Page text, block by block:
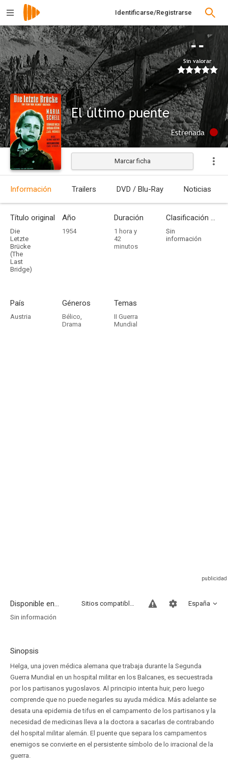
Identificarse/Registrarse
--
Sin valorar
El último puente
Estrenada
Marcar ficha
Información Trailers DVD / Blu-Ray Noticias
Título original
Die
Letzte
Brücke
(The
Last
Bridge)
Año
1954
Duración
1 hora y
42
minutos
Clasificación por edades
Sin
información
País
Austria
Géneros
Bélico,
Drama
Temas
II Guerra
Mundial
Disponible en... España
Sitios compatibles
Sin información
Sinopsis
Helga, una joven médica alemana que trabaja durante la Segunda
Guerra Mundial en un hospital militar en los Balcanes, es secuestrada
por los partisanos yugoslavos. Al principio intenta huir, pero luego
comprende que no puede negarles su ayuda médica. Más adelante se
desata una epidemia de tifus en el campamento de los partisanos y la
necesidad de medicinas lleva a la doctora a sacarlas de contrabando
del hospital militar alemán. El puente que separa los campamentos
enemigos se convierte en el persistente símbolo de lo irracional de la
guerra.